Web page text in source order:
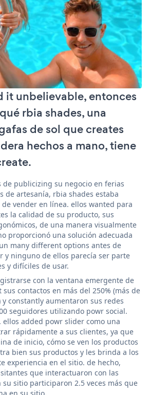
it unbelievable, entonces
rbia shades, una
de sol que creates
hechos a mano, tiene
de publicizing su negocio en ferias
de artesanía, rbia shades estaba
vender en línea. ellos wanted para
la calidad de su producto, sus
de una manera visualmente
proporcionó una solución adecuada
many different options antes de
y ninguno de ellos parecía ser parte
y difíciles de usar.
con la ventana emergente de
contactos en más del 250% (más de
y constantly aumentaron sus redes
seguidores utilizando powr social.
added powr slider como una
rápidamente a sus clientes, ya que
de inicio, cómo se ven los productos
bien sus productos y les brinda a los
experiencia en el sitio. de hecho,
que interactuaron con las
sitio participaron 2.5 veces más que